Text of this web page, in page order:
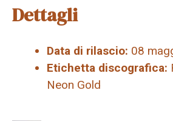
Dettagli
Data di rilascio: 08
Etichetta discografica:
Neon Gold